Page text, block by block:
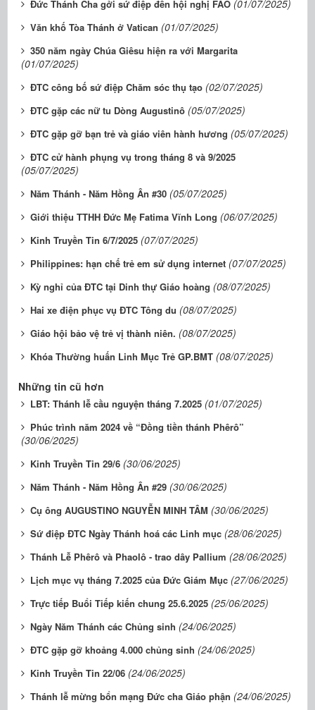
Đức Thánh Cha gởi sứ điệp đến hội nghị FAO (01/07/2025)
Văn khố Tòa Thánh ở Vatican (01/07/2025)
350 năm ngày Chúa Giêsu hiện ra với Margarita
(01/07/2025)
ĐTC công bố sứ điệp Chăm sóc thụ tạo (02/07/2025)
ĐTC gặp các nữ tu Dòng Augustinô (05/07/2025)
ĐTC gặp gỡ bạn trẻ và giáo viên hành hương (05/07/2025)
ĐTC cử hành phụng vụ trong tháng 8 và 9/2025
(05/07/2025)
Năm Thánh - Năm Hồng Ân #30 (05/07/2025)
Giới thiệu TTHH Đức Mẹ Fatima Vĩnh Long (06/07/2025)
Kinh Truyền Tin 6/7/2025 (07/07/2025)
Philippines: hạn chế trẻ em sử dụng internet (07/07/2025)
Kỳ nghỉ của ĐTC tại Dinh thự Giáo hoàng (08/07/2025)
Hai xe điện phục vụ ĐTC Tông du (08/07/2025)
Giáo hội bảo vệ trẻ vị thành niên. (08/07/2025)
Khóa Thường huấn Linh Mục Trẻ GP.BMT (08/07/2025)
Những tin cũ hơn
LBT: Thánh lễ cầu nguyện tháng 7.2025 (01/07/2025)
Phúc trình năm 2024 về “Đồng tiền thánh Phêrô”
(30/06/2025)
Kinh Truyền Tin 29/6 (30/06/2025)
Năm Thánh - Năm Hồng Ân #29 (30/06/2025)
Cụ ông AUGUSTINO NGUYỄN MINH TÂM (30/06/2025)
Sứ điệp ĐTC Ngày Thánh hoá các Linh mục (28/06/2025)
Thánh Lễ Phêrô và Phaolô - trao dây Pallium (28/06/2025)
Lịch mục vụ tháng 7.2025 của Đức Giám Mục (27/06/2025)
Trực tiếp Buổi Tiếp kiến chung 25.6.2025 (25/06/2025)
Ngày Năm Thánh các Chủng sinh (24/06/2025)
ĐTC gặp gỡ khoảng 4.000 chủng sinh (24/06/2025)
Kinh Truyền Tin 22/06 (24/06/2025)
Thánh lễ mừng bổn mạng Đức cha Giáo phận (24/06/2025)